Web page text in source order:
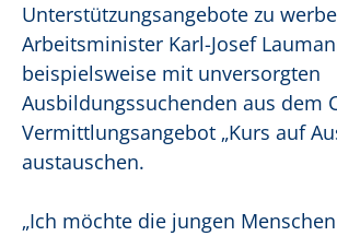
Unterstützungsangebote zu
Arbeitsminister Karl-Josef
beispielsweise mit unversorgten
Ausbildungssuchenden aus dem
Vermittlungsangebot „Kurs auf
austauschen.
„Ich möchte die jungen